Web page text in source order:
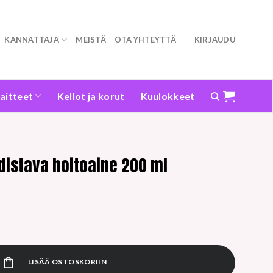
KANNATTAJA MEISTÄ OTA YHTEYTTÄ KIRJAUDU
Kellot ja korut Kuulokkeet
hoitoaine 200 ml
LISÄÄ OSTOSKORIIN